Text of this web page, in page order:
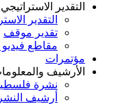
التقدير الاستراتيجي
التقدير
تقدير موقف
مقاطع فيديو
مؤتمرات
الأرشيف
نشرة
أرشيف